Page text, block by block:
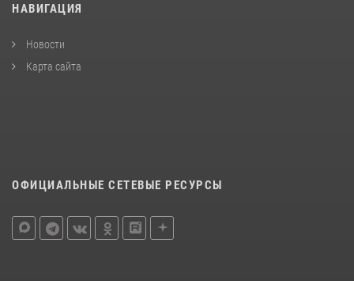
НАВИГАЦИЯ
Новости
Карта сайта
ОФИЦИАЛЬНЫЕ СЕТЕВЫЕ РЕСУРСЫ